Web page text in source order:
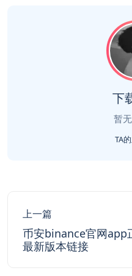
下
暂
TA
上一篇
币安binance官网app
最新版本链接